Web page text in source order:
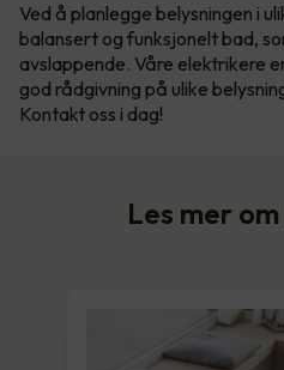
Ved å planlegge belysningen i
balansert og funksjonelt bad,
avslappende. Våre elektrikere
god rådgivning på ulike
Kontakt oss i dag!
Les mer